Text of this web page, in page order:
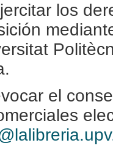
los
el